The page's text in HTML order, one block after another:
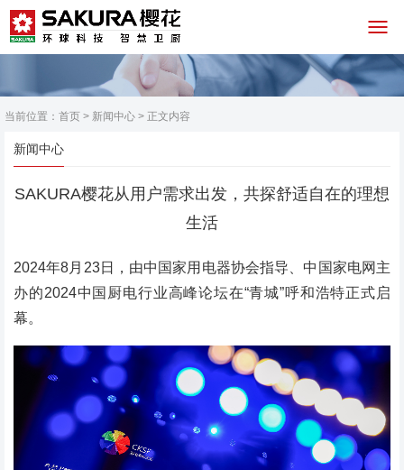
当前位置： 首页 > 新闻中心 > 正文内容
新闻中心
SAKURA樱花从用户需求出发，共探舒适自在的理想
生活
2024年8月23日，由中国家用电器协会指导、中国家电网主
办的2024中国厨电行业高峰论坛在“青城”呼和浩特正式启
幕。